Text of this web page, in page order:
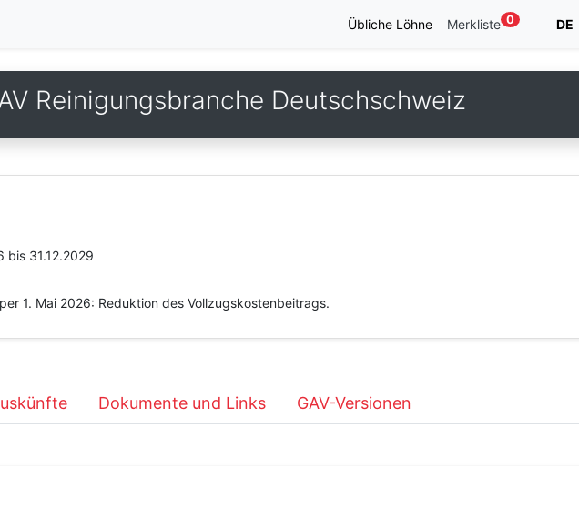
Übliche Löhne Merkliste 0 DE
Reinigungsbranche Deutschschweiz
bis 31.12.2029
1. Mai 2026: Reduktion des Vollzugskostenbeitrags.
Dokumente und Links GAV-Versionen